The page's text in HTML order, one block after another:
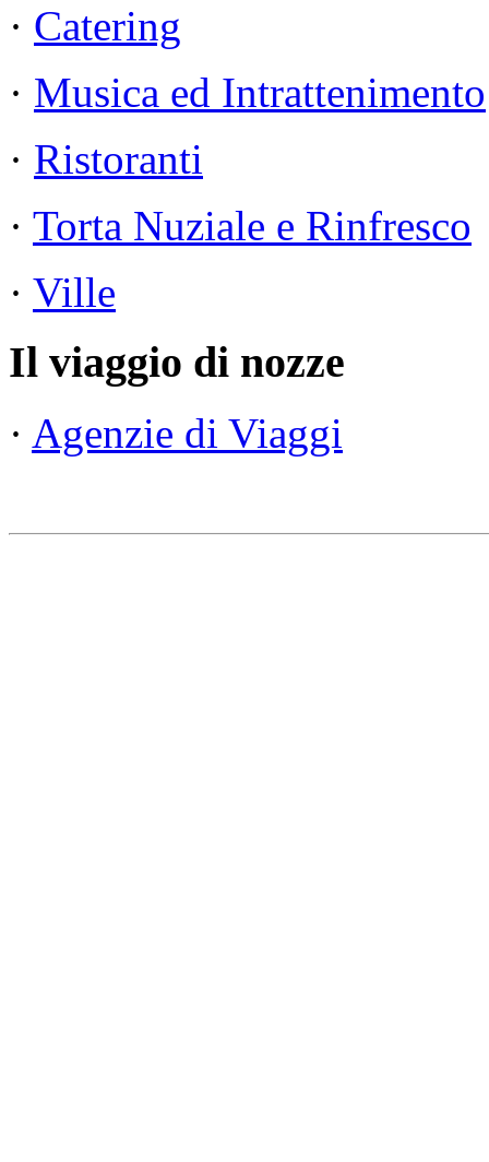
· Catering
· Musica ed Intrattenimento
· Ristoranti
· Torta Nuziale e Rinfresco
· Ville
Il viaggio di nozze
· Agenzie di Viaggi